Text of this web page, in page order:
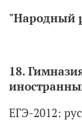
"Народный
18.
ЕГЭ-2012: